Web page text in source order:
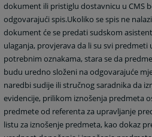
dokument ili pristiglu dostavnicu u CMS
odgovarajući spis.Ukoliko se spis ne
dokument će se predati sudskom
ulaganja, provjerava da li su svi
potrebnim oznakama, stara se da
budu uredno složeni na odgovarajuće
naredbi sudije ili stručnog saradnika da
evidencije, prilikom iznošenja predmeta
predmete od referenta za upravljanje
listu za iznošenje predmeta, kao dokaz